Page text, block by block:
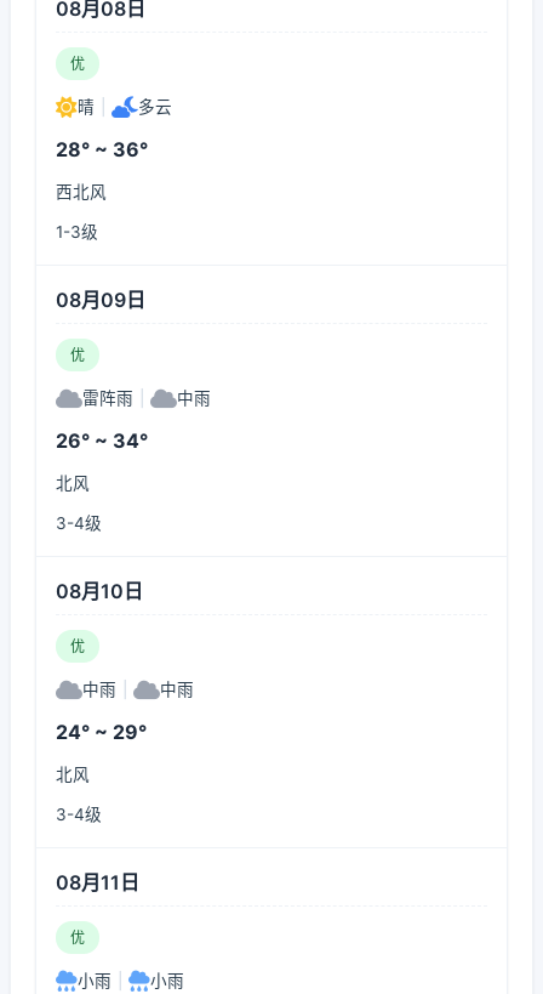
08月08日
优
晴 多云
28° ~ 36°
西北风
1-3级
08月09日
优
雷阵雨 中雨
26° ~ 34°
北风
3-4级
08月10日
优
中雨 中雨
24° ~ 29°
北风
3-4级
08月11日
优
小雨 小雨